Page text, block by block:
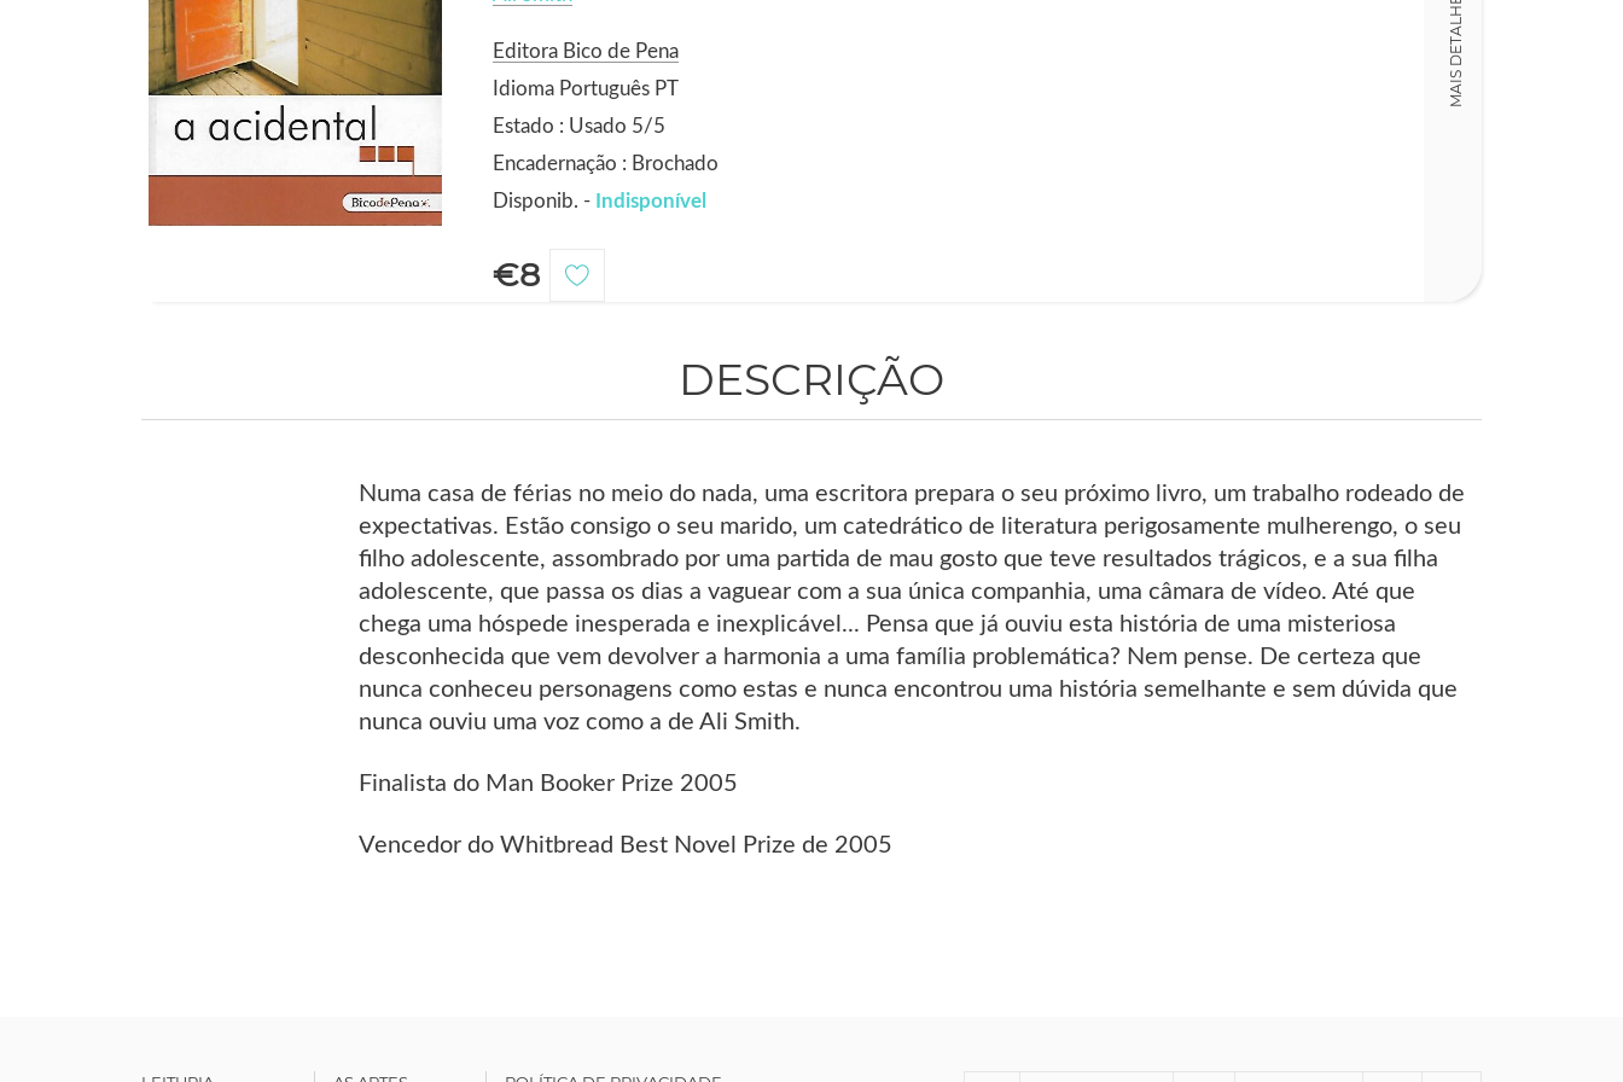
Editora Bico de Pena
Idioma Português PT
Estado : Usado 5/5
Encadernação : Brochado
Disponib. - Indisponível
€8
MAIS DETALHES
DESCRIÇÃO
Numa casa de férias no meio do nada, uma escritora prepara o seu próximo livro, um trabalho rodeado de
expectativas. Estão consigo o seu marido, um catedrático de literatura perigosamente mulherengo, o seu
filho adolescente, assombrado por uma partida de mau gosto que teve resultados trágicos, e a sua filha
adolescente, que passa os dias a vaguear com a sua única companhia, uma câmara de vídeo. Até que
chega uma hóspede inesperada e inexplicável... Pensa que já ouviu esta história de uma misteriosa
desconhecida que vem devolver a harmonia a uma família problemática? Nem pense. De certeza que
nunca conheceu personagens como estas e nunca encontrou uma história semelhante e sem dúvida que
nunca ouviu uma voz como a de Ali Smith.
Finalista do Man Booker Prize 2005
Vencedor do Whitbread Best Novel Prize de 2005